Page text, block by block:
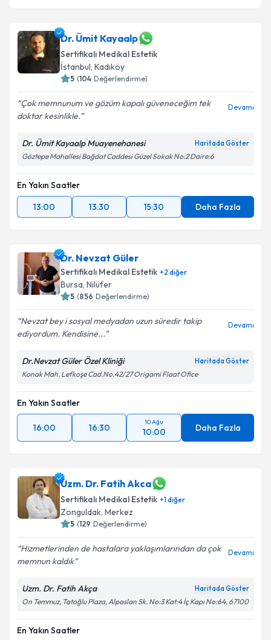
Dr. Ümit Kayaalp
Sertifikalı Medikal Estetik
İstanbul, Kadıköy
5 (104 Değerlendirme)
Çok memnunum ve gözüm kapalı güveneceğim tek
doktor kesinlikle.
Devamı
Dr. Ümit Kayaalp Muayenehanesi Haritada Göster
Göztepe Mahallesi Bağdat Caddesi Güzel Sokak No:2 Daire:6
En Yakın Saatler
13:00
13:30 15:30 Daha Fazla
Dr. Nevzat Güler
Sertifikalı Medikal Estetik +2 diğer
Bursa, Nilüfer
5 (856 Değerlendirme)
Nevzat bey i sosyal medyadan uzun süredir takip
ediyordum. Kendisine...
Devamı
Dr.Nevzat Güler Özel Kliniği Haritada Göster
Konak Mah. Lefkoşe Cad.No.42/27 Origami Flaat Ofice
En Yakın Saatler
16:00 16:30
10 Ağu
10:00 Daha Fazla
Uzm. Dr. Fatih Akca
Sertifikalı Medikal Estetik +1diğer
Zonguldak, Merkez
5 (129 Değerlendirme)
Hizmetlerinden de hastalara yaklaşımlarından da çok
memnun kaldık
Devamı
Uzm. Dr. Fatih Akça Haritada Göster
On Temmuz, Tatoğlu Plaza, Alpaslan Sk. No:3 Kat:4 İç Kapı No:64, 67100
En Yakın Saatler